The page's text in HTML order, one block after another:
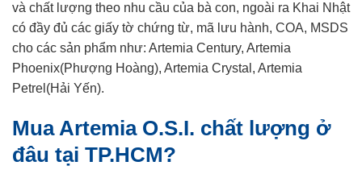
và chất lượng theo nhu cầu của bà con, ngoài ra Khai Nhật
có đầy đủ các giấy tờ chứng từ, mã lưu hành, COA, MSDS
cho các sản phẩm như: Artemia Century, Artemia
Phoenix(Phượng Hoàng), Artemia Crystal, Artemia
Petrel(Hải Yến).
Mua Artemia O.S.I. chất lượng ở
đâu tại TP.HCM?